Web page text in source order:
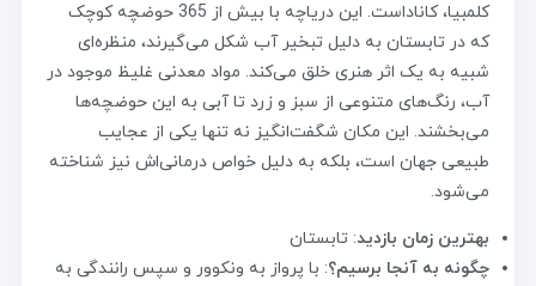
کلمبیا، کاناداست. این دریاچه با بیش از 365 حوضچه کوچک
که در تابستان به دلیل تبخیر آب شکل می‌گیرند، منظره‌ای
شبیه به یک اثر هنری خلق می‌کند. مواد معدنی غلیظ موجود در
آب، رنگ‌های متنوعی از سبز و زرد تا آبی به این حوضچه‌ها
می‌بخشند. این مکان شگفت‌انگیز نه تنها یکی از عجایب
طبیعی جهان است، بلکه به دلیل خواص درمانی‌اش نیز شناخته
می‌شود.
بهترین زمان بازدید: تابستان
چگونه به آنجا برسیم؟: با پرواز به ونکوور و سپس رانندگی به